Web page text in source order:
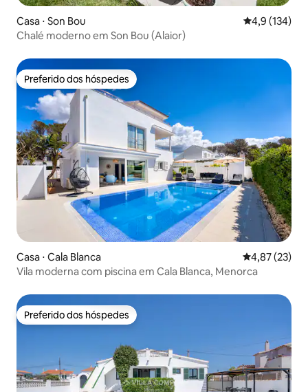
Casa ⋅ Son Bou 4,9 de uma
4,9 (134)
Chalé moderno em Son Bou (Alaior)
Preferido dos hóspedes
Preferido dos hóspedes
Casa ⋅ Cala Blanca 4,87 de uma
4,87 (23)
Vila moderna com piscina em Cala Blanca, Menorca
Preferido dos hóspedes
Preferido dos hóspedes